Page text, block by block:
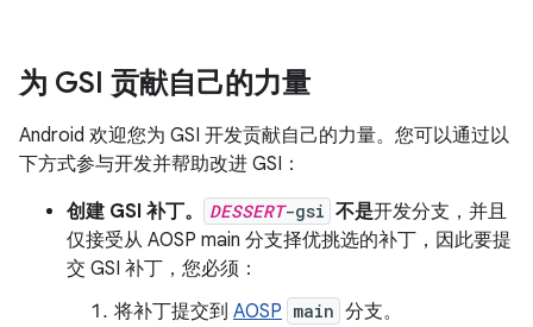
为 GSI 贡献自己的力量
Android 欢迎您为 GSI 开发贡献自己的力量。您可以通过以
下方式参与开发并帮助改进 GSI：
创建 GSI 补丁。
DESSERT-gsi 不是开发分支，并且
仅接受从 AOSP main 分支择优挑选的补丁，因此要提
交 GSI 补丁，您必须：
将补丁提交到 AOSP main 分支。